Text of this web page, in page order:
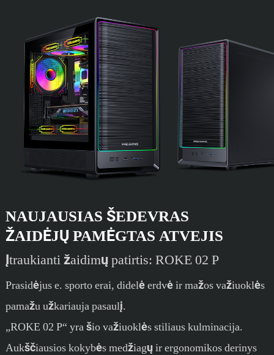
NAUJAUSIAS ŠEDEVRAS
ŽAIDĖJŲ PAMĖGTAS ATVEJIS
Įtraukianti žaidimų patirtis: ROKE 02 P
Prasidėjus e. sporto erai, didelė erdvė ir mažos važiuoklės
pamažu užkariauja pasaulį.
„ROKE 02 P“ yra šio važiuoklės stiliaus kulminacija.
Aukščiausios kokybės medžiagų ir ergonomikos derinys